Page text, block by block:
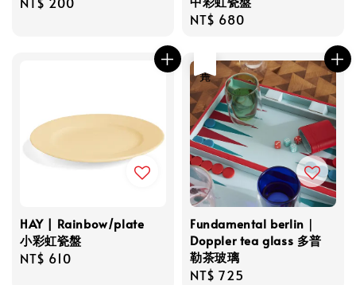
Regular
NT$ 680
HAY | Rainbow/plate
小彩虹瓷盤
Regular
NT$ 610
Fundamental berlin｜
Doppler tea glass 多普
勒茶玻璃
Regular
NT$ 725